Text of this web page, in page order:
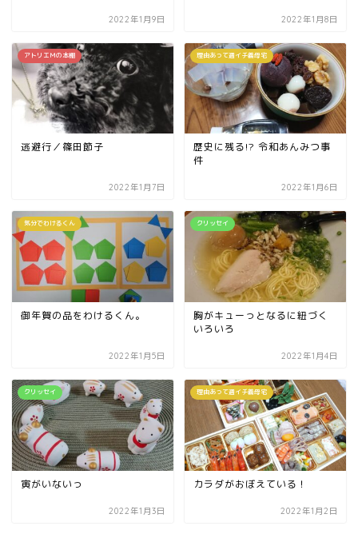
2022年1月9日 2022年1月8日
アトリエＭの本棚
逃避行／篠田節子
2022年1月7日
理由あって週イチ義母宅
歴史に残る!? 令和あんみつ事
件
2022年1月6日
気分でわけるくん
御年賀の品をわけるくん。
2022年1月5日
クリッセイ
胸がキューっとなるに紐づく
いろいろ
2022年1月4日
クリッセイ
寅がいないっ
2022年1月3日
理由あって週イチ義母宅
カラダがおぼえている！
2022年1月2日